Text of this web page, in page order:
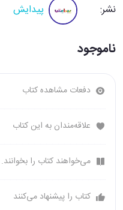
نشر: پیدایش
ناموجود
دفعات مشاهده کتاب
علاقه‌مندان به این کتاب
می‌خواهند کتاب را بخوانند.
کتاب را پیشنهاد می‌کنند